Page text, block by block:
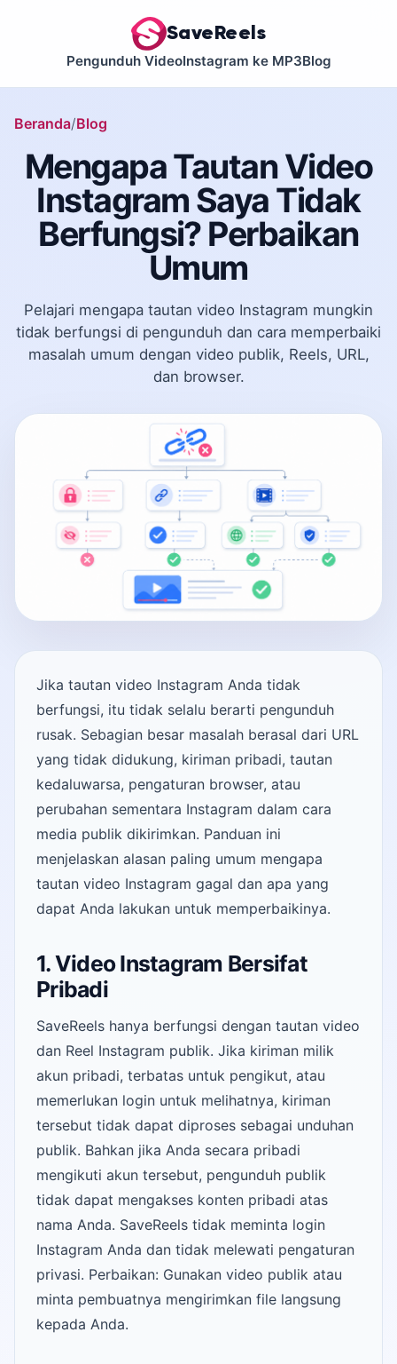
SaveReels
Pengunduh VideoInstagram ke MP3Blog
Beranda Blog
Mengapa Tautan Video
Instagram Saya Tidak
Berfungsi? Perbaikan
Umum
Pelajari mengapa tautan video Instagram mungkin
tidak berfungsi di pengunduh dan cara memperbaiki
masalah umum dengan video publik, Reels, URL,
dan browser.
Jika tautan video Instagram Anda tidak
berfungsi, itu tidak selalu berarti pengunduh
rusak. Sebagian besar masalah berasal dari URL
yang tidak didukung, kiriman pribadi, tautan
kedaluwarsa, pengaturan browser, atau
perubahan sementara Instagram dalam cara
media publik dikirimkan. Panduan ini
menjelaskan alasan paling umum mengapa
tautan video Instagram gagal dan apa yang
dapat Anda lakukan untuk memperbaikinya.
1. Video Instagram Bersifat
Pribadi
SaveReels hanya berfungsi dengan tautan video
dan Reel Instagram publik. Jika kiriman milik
akun pribadi, terbatas untuk pengikut, atau
memerlukan login untuk melihatnya, kiriman
tersebut tidak dapat diproses sebagai unduhan
publik. Bahkan jika Anda secara pribadi
mengikuti akun tersebut, pengunduh publik
tidak dapat mengakses konten pribadi atas
nama Anda. SaveReels tidak meminta login
Instagram Anda dan tidak melewati pengaturan
privasi. Perbaikan: Gunakan video publik atau
minta pembuatnya mengirimkan file langsung
kepada Anda.